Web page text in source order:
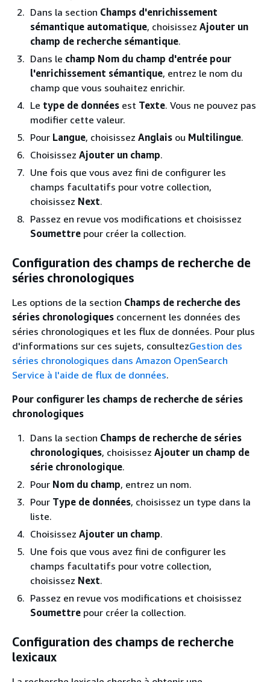
Dans la section Champs d'enrichissement
sémantique automatique, choisissez Ajouter un
champ de recherche sémantique.
Dans le champ Nom du champ d'entrée pour
l'enrichissement sémantique, entrez le nom du
champ que vous souhaitez enrichir.
Le type de données est Texte. Vous ne pouvez pas
modifier cette valeur.
Pour Langue, choisissez Anglais ou Multilingue.
Choisissez Ajouter un champ.
Une fois que vous avez fini de configurer les
champs facultatifs pour votre collection,
choisissez Next.
Passez en revue vos modifications et choisissez
Soumettre pour créer la collection.
Configuration des champs de recherche de
séries chronologiques
Les options de la section Champs de recherche des
séries chronologiques concernent les données des
séries chronologiques et les flux de données. Pour plus
d'informations sur ces sujets, consultezGestion des
séries chronologiques dans Amazon OpenSearch
Service à l'aide de flux de données.
Pour configurer les champs de recherche de séries
chronologiques
Dans la section Champs de recherche de séries
chronologiques, choisissez Ajouter un champ de
série chronologique.
Pour Nom du champ, entrez un nom.
Pour Type de données, choisissez un type dans la
liste.
Choisissez Ajouter un champ.
Une fois que vous avez fini de configurer les
champs facultatifs pour votre collection,
choisissez Next.
Passez en revue vos modifications et choisissez
Soumettre pour créer la collection.
Configuration des champs de recherche
lexicaux